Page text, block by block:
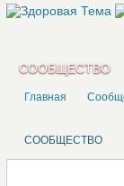
СООБЩЕСТВО
Главная
СООБЩЕСТВО